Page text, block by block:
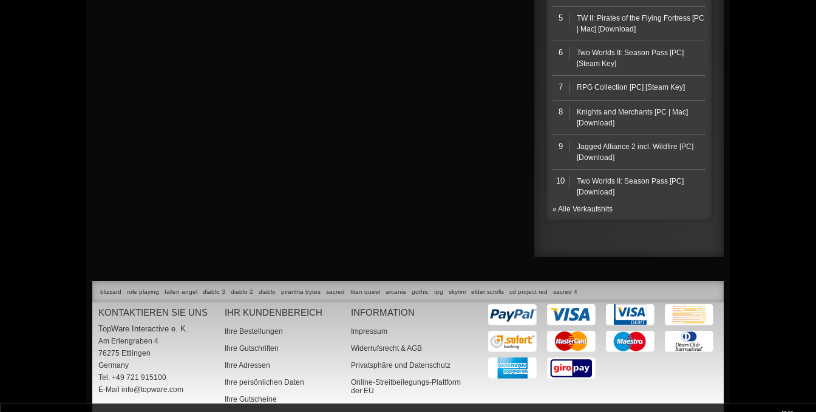
5
TW II: Pirates of the Flying Fortress [PC
| Mac] [Download]
6
Two Worlds II: Season Pass [PC]
[Steam Key]
7 RPG Collection [PC] [Steam Key]
8
Knights and Merchants [PC | Mac]
[Download]
9
Jagged Alliance 2 incl. Wildfire [PC]
[Download]
10
Two Worlds II: Season Pass [PC]
[Download]
» Alle Verkaufshits
blizzard role playing fallen angel diablo 3 diablo 2 diablo piranhia bytes sacred titan quest arcania gothic rpg skyrim elder scrolls cd project red sacred 4
KONTAKTIEREN SIE UNS
TopWare Interactive e. K.
Am Erlengraben 4
76275 Ettlingen
Germany
Tel. +49 721 915100
E-Mailinfo@topware.com
IHR KUNDENBEREICH
Ihre Bestellungen
Ihre Gutschriften
Ihre Adressen
Ihre persönlichen Daten
Ihre Gutscheine
INFORMATION
Impressum
Widerrufsrecht & AGB
Privatsphäre und Datenschutz
Online-Streitbeilegungs-Plattform
der EU